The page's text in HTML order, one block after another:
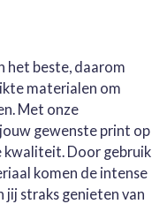
het beste, daarom
materialen om
Met onze
gewenste print op
kwaliteit. Door gebruik
komen de intense
jij straks genieten van